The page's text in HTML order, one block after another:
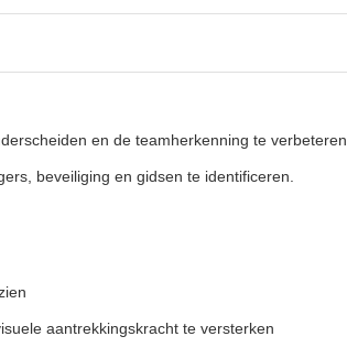
en de teamherkenning te verbeteren
beveiliging en gidsen te identificeren.
aantrekkingskracht te versterken